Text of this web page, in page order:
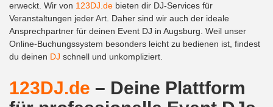
erweckt. Wir von 123DJ.de bieten dir DJ-Services für
Veranstaltungen jeder Art. Daher sind wir auch der ideale
Ansprechpartner für deinen Event DJ in Augsburg. Weil unser
Online-Buchungssystem besonders leicht zu bedienen ist, findest
du deinen DJ schnell und unkompliziert.
123DJ.de – Deine Plattform